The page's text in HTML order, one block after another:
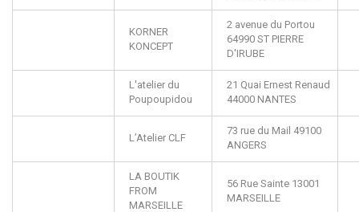
KORNER
KONCEPT
2 avenue du Portou
64990 ST PIERRE
D'IRUBE
L'atelier du
Poupoupidou
21 Quai Ernest Renaud
44000 NANTES
L’Atelier CLF
73 rue du Mail 49100
ANGERS
LA BOUTIK
FROM
MARSEILLE
56 Rue Sainte 13001
MARSEILLE